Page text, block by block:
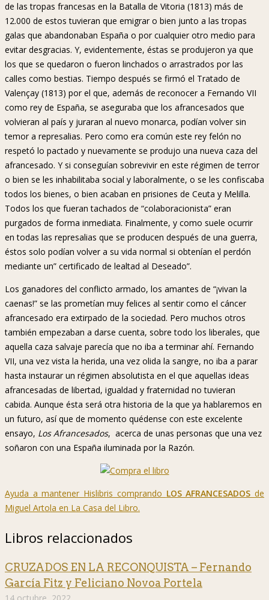
de las tropas francesas en la Batalla de Vitoria (1813) más de
12.000 de estos tuvieran que emigrar o bien junto a las tropas
galas que abandonaban España o por cualquier otro medio para
evitar desgracias. Y, evidentemente, éstas se produjeron ya que
los que se quedaron o fueron linchados o arrastrados por las
calles como bestias. Tiempo después se firmó el Tratado de
Valençay (1813) por el que, además de reconocer a Fernando VII
como rey de España, se aseguraba que los afrancesados que
volvieran al país y juraran al nuevo monarca, podían volver sin
temor a represalias. Pero como era común este rey felón no
respetó lo pactado y nuevamente se produjo una nueva caza del
afrancesado. Y si conseguían sobrevivir en este régimen de terror
o bien se les inhabilitaba social y laboralmente, o se les confiscaba
todos los bienes, o bien acaban en prisiones de Ceuta y Melilla.
Todos los que fueran tachados de “colaboracionista” eran
purgados de forma inmediata. Finalmente, y como suele ocurrir
en todas las represalias que se producen después de una guerra,
éstos solo podían volver a su vida normal si obtenían el perdón
mediante un” certificado de lealtad al Deseado”.
Los ganadores del conflicto armado, los amantes de “¡vivan la
caenas!” se las prometían muy felices al sentir como el cáncer
afrancesado era extirpado de la sociedad. Pero muchos otros
también empezaban a darse cuenta, sobre todo los liberales, que
aquella caza salvaje parecía que no iba a terminar ahí. Fernando
VII, una vez vista la herida, una vez olida la sangre, no iba a parar
hasta instaurar un régimen absolutista en el que aquellas ideas
afrancesadas de libertad, igualdad y fraternidad no tuvieran
cabida. Aunque ésta será otra historia de la que ya hablaremos en
un futuro, así que de momento quédense con este excelente
ensayo, Los Afrancesados, acerca de unas personas que una vez
soñaron con una España iluminada por la Razón.
Ayuda a mantener Hislibris comprando LOS AFRANCESADOSde
Miguel Artola en La Casa del Libro.
Libros relaccionados
CRUZADOS EN LA RECONQUISTA – Fernando
García Fitz y Feliciano Novoa Portela